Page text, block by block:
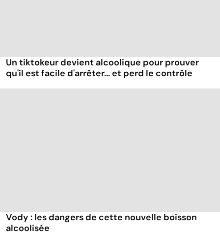
Un tiktokeur devient alcoolique pour prouver
qu'il est facile d'arrêter... et perd le contrôle
Vody : les dangers de cette nouvelle boisson
alcoolisée